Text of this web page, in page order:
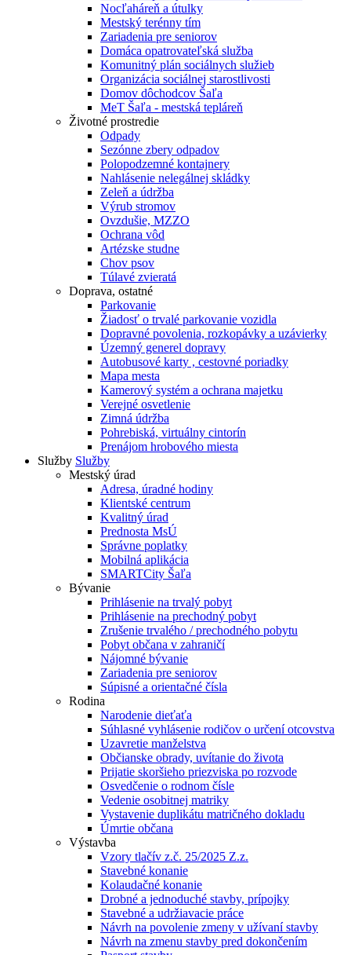
Nocľaháreň a útulky
Mestský terénny tím
Zariadenia pre seniorov
Domáca opatrovateľská služba
Komunitný plán sociálnych služieb
Organizácia sociálnej starostlivosti
Domov dôchodcov Šaľa
MeT Šaľa - mestská tepláreň
Životné prostredie
Odpady
Sezónne zbery odpadov
Polopodzemné kontajnery
Nahlásenie nelegálnej skládky
Zeleň a údržba
Výrub stromov
Ovzdušie, MZZO
Ochrana vôd
Artézske studne
Chov psov
Túlavé zvieratá
Doprava, ostatné
Parkovanie
Žiadosť o trvalé parkovanie vozidla
Dopravné povolenia, rozkopávky a uzávierky
Územný generel dopravy
Autobusové karty , cestovné poriadky
Mapa mesta
Kamerový systém a ochrana majetku
Verejné osvetlenie
Zimná údržba
Pohrebiská, virtuálny cintorín
Prenájom hrobového miesta
Služby Služby
Mestský úrad
Adresa, úradné hodiny
Klientské centrum
Kvalitný úrad
Prednosta MsÚ
Správne poplatky
Mobilná aplikácia
SMARTCity Šaľa
Bývanie
Prihlásenie na trvalý pobyt
Prihlásenie na prechodný pobyt
Zrušenie trvalého / prechodného pobytu
Pobyt občana v zahraničí
Nájomné bývanie
Zariadenia pre seniorov
Súpisné a orientačné čísla
Rodina
Narodenie dieťaťa
Súhlasné vyhlásenie rodičov o určení otcovstva
Uzavretie manželstva
Občianske obrady, uvítanie do života
Prijatie skoršieho priezviska po rozvode
Osvedčenie o rodnom čísle
Vedenie osobitnej matriky
Vystavenie duplikátu matričného dokladu
Úmrtie občana
Výstavba
Vzory tlačív z.č. 25/2025 Z.z.
Stavebné konanie
Kolaudačné konanie
Drobné a jednoduché stavby, prípojky
Stavebné a udržiavacie práce
Návrh na povolenie zmeny v užívaní stavby
Návrh na zmenu stavby pred dokončením